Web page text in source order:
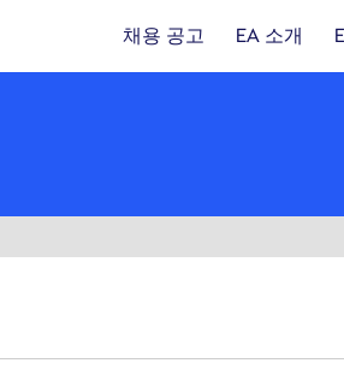
채용 공고 EA 소개